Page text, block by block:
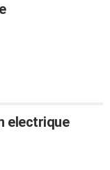
electrique